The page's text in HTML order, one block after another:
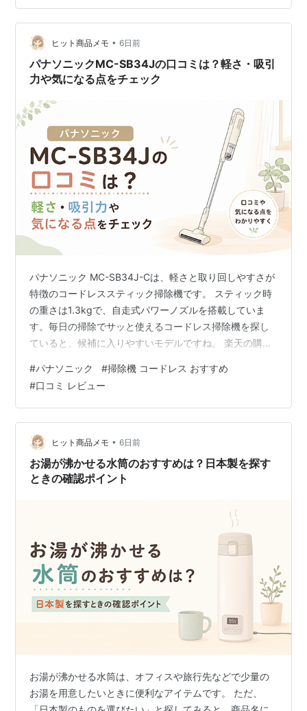
ラーを選ぶポイント ヨギボー メガ ムーン ピローの口コ
ミで気になる点・良かった点 サイズや使い方、購入前に
確認したいポイント ＼カラーや実際の商品写真を確認す
るならこちら／ 【10%…
ヒット商品メモ • 6日前
パナソニックMC-SB34Jの口コミは？軽さ・吸引
力や気になる点をチェック
パナソニック MC-SB34J-Cは、軽さと取り回しやすさが
特徴のコードレススティック掃除機です。 スティック時
の重さは1.3kgで、自走式パワーノズルを搭載していま
す。毎日の掃除でサッと使えるコードレス掃除機を探し
ていると、候補に入りやすいモデルですね。 楽天の購入
さを評価する声が見られます。一方で、ハンドルの持ち
方によっては手や手首が疲れる、ダストボックスが小さ
めと感じる、といった声も確認できました。 スペック上
の軽さだけを見るのではなく、掃除する広さやゴミの量
まで考えて選ぶのがポイントです。 この記事でわかるこ
と MC-SB34Jの良い口…
#パナソニック #掃除機 コードレス おすすめ
#口コミ レビュー
ヒット商品メモ • 6日前
お湯が沸かせる水筒のおすすめは？日本製を探す
ときの確認ポイント
お湯が沸かせる水筒は、オフィスや旅行先などで少量の
お湯を用意したいときに便利なアイテムです。 ただ、